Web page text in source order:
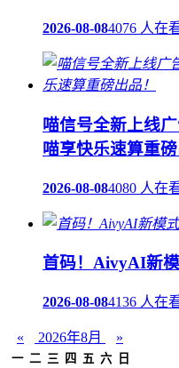
2026-08-084076 人在
喵信号全新上线
喵享快乐速算重磅
2026-08-084080 人在
首码！AivyAI新
2026-08-084136 人在
« 2026年8月 »
一 二 三 四 五 六 日